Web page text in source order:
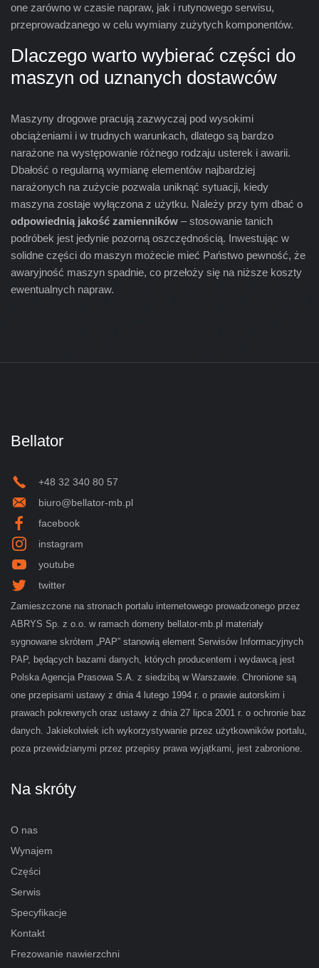
one zarówno w czasie napraw, jak i rutynowego serwisu,
przeprowadzanego w celu wymiany zużytych komponentów.
Dlaczego warto wybierać części do
maszyn od uznanych dostawców
Maszyny drogowe pracują zazwyczaj pod wysokimi
obciążeniami i w trudnych warunkach, dlatego są bardzo
narażone na występowanie różnego rodzaju usterek i awarii.
Dbałość o regularną wymianę elementów najbardziej
narażonych na zużycie pozwala uniknąć sytuacji, kiedy
maszyna zostaje wyłączona z użytku. Należy przy tym dbać o
odpowiednią jakość zamienników – stosowanie tanich
podróbek jest jedynie pozorną oszczędnością. Inwestując w
solidne części do maszyn możecie mieć Państwo pewność, że
awaryjność maszyn spadnie, co przełoży się na niższe koszty
ewentualnych napraw.
Bellator
+48 32 340 80 57
biuro@bellator-mb.pl
facebook
instagram
youtube
twitter
Zamieszczone na stronach portalu internetowego prowadzonego przez
ABRYS Sp. z o.o. w ramach domeny bellator-mb.pl materiały
sygnowane skrótem „PAP” stanowią element Serwisów Informacyjnych
PAP, będących bazami danych, których producentem i wydawcą jest
Polska Agencja Prasowa S.A. z siedzibą w Warszawie. Chronione są
one przepisami ustawy z dnia 4 lutego 1994 r. o prawie autorskim i
prawach pokrewnych oraz ustawy z dnia 27 lipca 2001 r. o ochronie baz
danych. Jakiekolwiek ich wykorzystywanie przez użytkowników portalu,
poza przewidzianymi przez przepisy prawa wyjątkami, jest zabronione.
Na skróty
O nas
Wynajem
Części
Serwis
Specyfikacje
Kontakt
Frezowanie nawierzchni